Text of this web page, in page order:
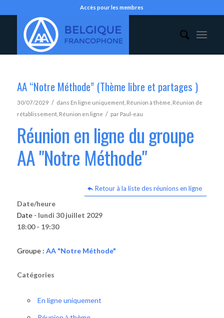
Accès pour les membres
AA “Notre Méthode” (Thème libre et partages )
30/07/2029 / dans En ligne uniquement, Réunion à thème Réunion de
rétablissement, Réunion en ligne / par Paul-eau
Réunion en ligne du groupe
AA "Notre Méthode"
Retour à la liste des réunions en ligne
Date/heure
Date - lundi 30 juillet 2029
18:00 - 19:30
Groupe : AA "Notre Méthode"
Catégories
En ligne uniquement